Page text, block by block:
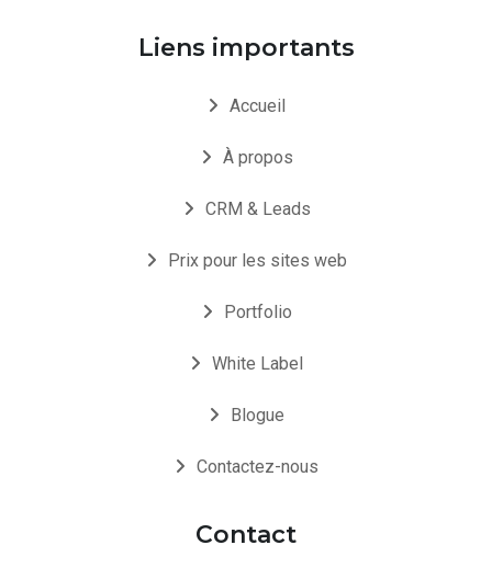
Liens importants
Accueil
À propos
CRM & Leads
Prix pour les sites web
Portfolio
White Label
Blogue
Contactez-nous
Contact